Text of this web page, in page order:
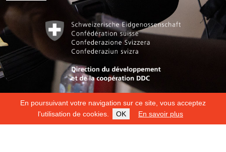
En poursuivant votre navigation sur ce site, vous acceptez
l'utilisation de cookies.
OK En savoir plus